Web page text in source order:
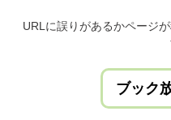
URLに誤りがあるかページ
ブック